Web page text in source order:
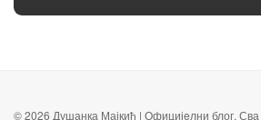
© 2026 Душанка Мајкић | Официјeлни блог.